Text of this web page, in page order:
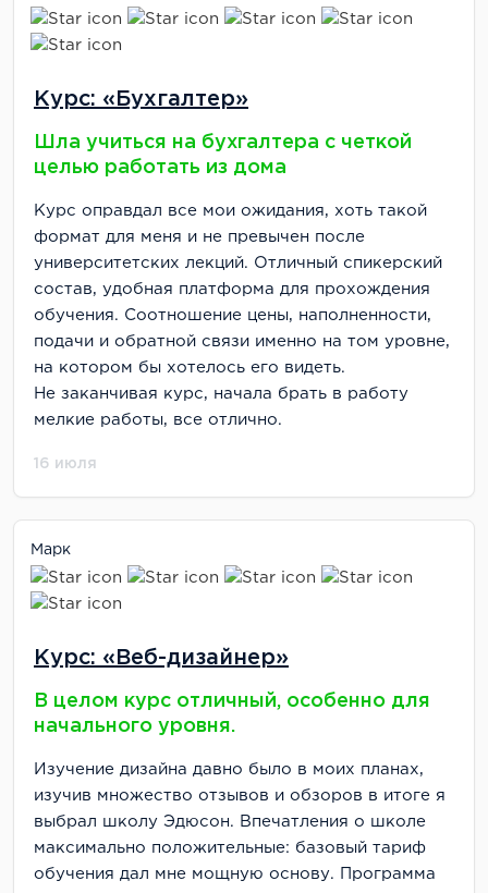
Курс: «Бухгалтер»
Шла учиться на бухгалтера с четкой
целью работать из дома
Курс оправдал все мои ожидания, хоть такой
формат для меня и не превычен после
университетских лекций. Отличный спикерский
состав, удобная платформа для прохождения
обучения. Соотношение цены, наполненности,
подачи и обратной связи именно на том уровне,
на котором бы хотелось его видеть.
Не заканчивая курс, начала брать в работу
мелкие работы, все отлично.
16 июля
Марк
Курс: «Веб-дизайнер»
В целом курс отличный, особенно для
начального уровня.
Изучение дизайна давно было в моих планах,
изучив множество отзывов и обзоров в итоге я
выбрал школу Эдюсон. Впечатления о школе
максимально положительные: базовый тариф
обучения дал мне мощную основу. Программа